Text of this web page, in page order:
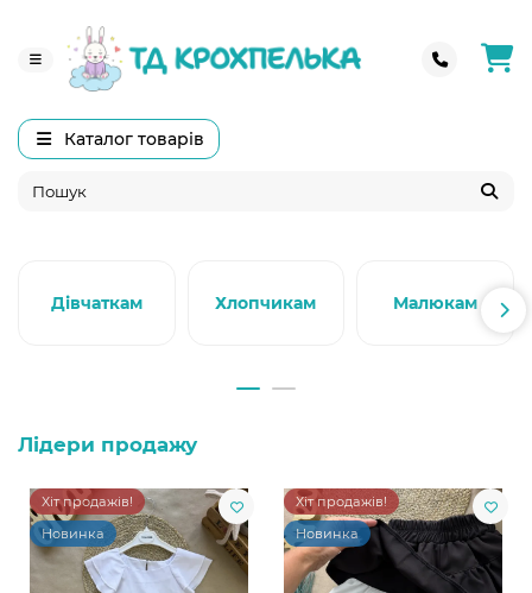
Каталог товарів
Дівчаткам Хлопчикам Малюкам
Лідери продажу
Хіт продажів!
Новинка
Хіт продажів!
Новинка